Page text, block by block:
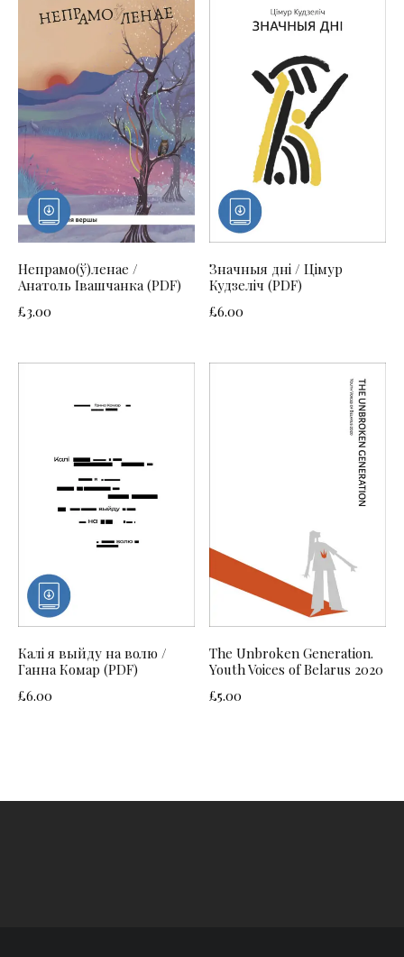
Непрамо(ў)ленае /
Анатоль Івашчанка (PDF)
£3.00
Значныя дні / Цімур
Кудзеліч (PDF)
£6.00
Калі я выйду на волю /
Ганна Комар (PDF)
£6.00
The Unbroken Generation.
Youth Voices of Belarus 2020
£5.00